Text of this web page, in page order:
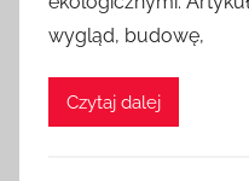
wygląd, budowę,
Czytaj dalej